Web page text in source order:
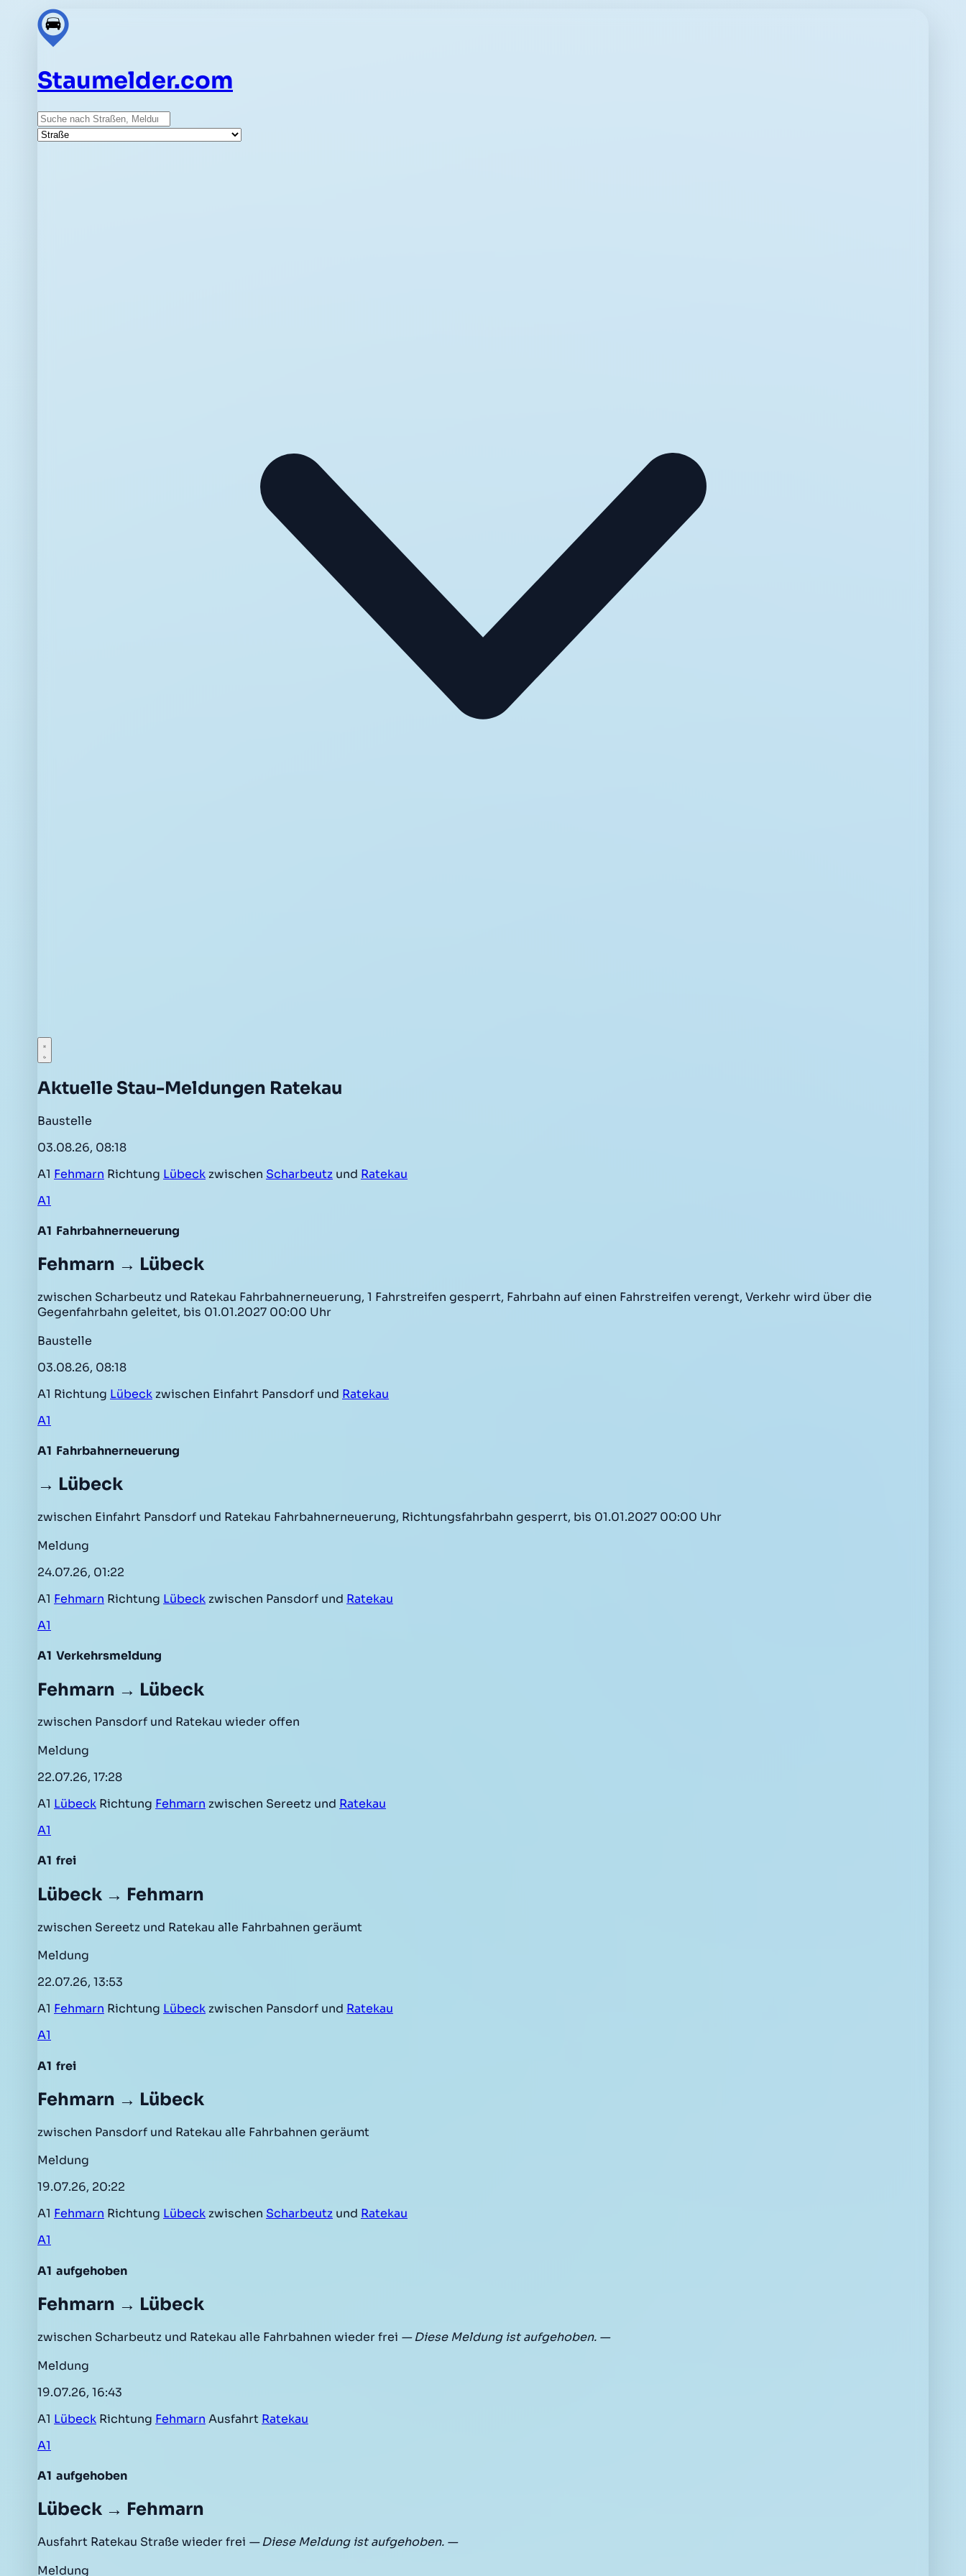
Staumelder.com
Suche
Straße
Aktuelle Stau-Meldungen Ratekau
Baustelle
03.08.26, 08:18
A1 Fehmarn Richtung Lübeck zwischen Scharbeutz und Ratekau
A1
A1 Fahrbahnerneuerung
Fehmarn → Lübeck
zwischen Scharbeutz und Ratekau Fahrbahnerneuerung, 1 Fahrstreifen gesperrt, Fahrbahn auf einen Fahrstreifen verengt, Verkehr wird über die
Gegenfahrbahn geleitet, bis 01.01.2027 00:00 Uhr
Baustelle
03.08.26, 08:18
A1 Richtung Lübeck zwischen Einfahrt Pansdorf und Ratekau
A1
A1 Fahrbahnerneuerung
→ Lübeck
zwischen Einfahrt Pansdorf und Ratekau Fahrbahnerneuerung, Richtungsfahrbahn gesperrt, bis 01.01.2027 00:00 Uhr
Meldung
24.07.26, 01:22
A1 Fehmarn Richtung Lübeck zwischen Pansdorf und Ratekau
A1
A1 Verkehrsmeldung
Fehmarn → Lübeck
zwischen Pansdorf und Ratekau wieder offen
Meldung
22.07.26, 17:28
A1 Lübeck Richtung Fehmarn zwischen Sereetz und Ratekau
A1
A1 frei
Lübeck → Fehmarn
zwischen Sereetz und Ratekau alle Fahrbahnen geräumt
Meldung
22.07.26, 13:53
A1 Fehmarn Richtung Lübeck zwischen Pansdorf und Ratekau
A1
A1 frei
Fehmarn → Lübeck
zwischen Pansdorf und Ratekau alle Fahrbahnen geräumt
Meldung
19.07.26, 20:22
A1 Fehmarn Richtung Lübeck zwischen Scharbeutz und Ratekau
A1
A1 aufgehoben
Fehmarn → Lübeck
zwischen Scharbeutz und Ratekau alle Fahrbahnen wieder frei — Diese Meldung ist aufgehoben. —
Meldung
19.07.26, 16:43
A1 Lübeck Richtung Fehmarn Ausfahrt Ratekau
A1
A1 aufgehoben
Lübeck → Fehmarn
Ausfahrt Ratekau Straße wieder frei — Diese Meldung ist aufgehoben. —
Meldung